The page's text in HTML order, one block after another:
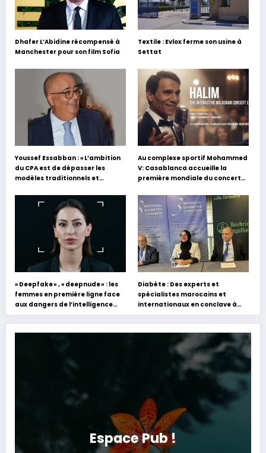
Dhafer L’Abidine récompensé à
Manchester pour son film Sofia
Textile : Evlox ferme son usine à
Settat
Youssef Essabban : « L’ambition
du CPA est de dépasser les
modèles traditionnels et
s’appuyant sur le partage des
expériences »
Au complexe sportif Mohammed
V: Casablanca accueille la
première mondiale du concert
Hafez
« Deepfake » , « deepnude » : les
femmes en première ligne face
aux dangers de l’intelligence
artificielle
Diabète : Des experts et
spécialistes marocains et
internationaux en conclave à
Tanger
Espace Pub !